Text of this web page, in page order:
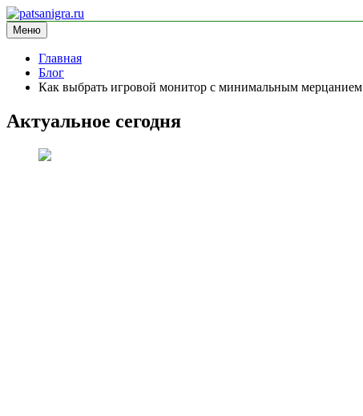
Перейти
к
содержимому
patsanigra.ru
информационный сайт
Меню
Главная
Блог
Как выбрать игровой монитор с минимальным мерцанием
Актуальное сегодня